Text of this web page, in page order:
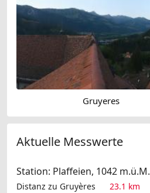
Gruyeres
Aktuelle Messwerte
Station: Plaffeien, 1042 m.ü.M.
Distanz zu Gruyères
23.1 km